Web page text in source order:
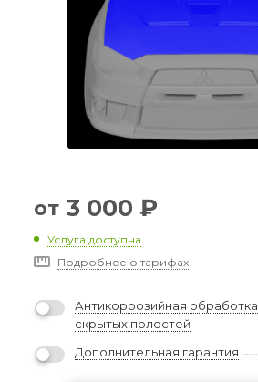
от 3 000 ₽
Услуга доступна
Подробнее о тарифах
Антикоррозийная обработка
скрытых полостей
Дополнительная гарантия